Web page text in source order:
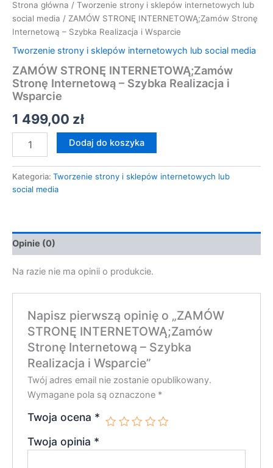
Strona główna / Tworzenie strony i sklepów internetowych lub
social media / ZAMÓW STRONĘ INTERNETOWĄ;Zamów Stronę
Internetową – Szybka Realizacja i Wsparcie
Tworzenie strony i sklepów internetowych lub social media
ZAMÓW STRONĘ INTERNETOWĄ;Zamów
Stronę Internetową – Szybka Realizacja i
Wsparcie
1 499,00 zł
Dodaj do koszyka
Kategoria: Tworzenie strony i sklepów internetowych lub
social media
Opinie (0)
Na razie nie ma opinii o produkcie.
Napisz pierwszą opinię o „ZAMÓW
STRONĘ INTERNETOWĄ;Zamów
Stronę Internetową – Szybka
Realizacja i Wsparcie”
Twój adres email nie zostanie opublikowany.
Wymagane pola są oznaczone *
Twoja ocena *
Twoja opinia *